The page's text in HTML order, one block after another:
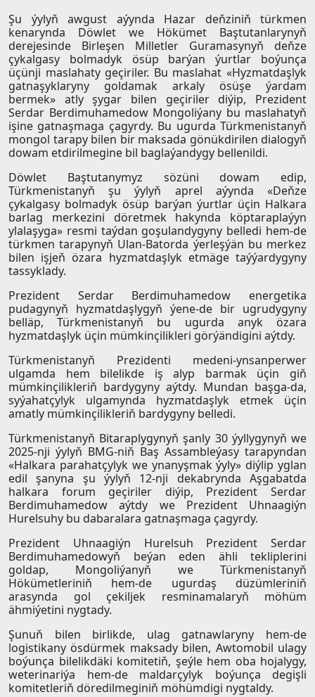
Şu ýylyň awgust aýynda Hazar deňziniň türkmen
kenarynda Döwlet we Hökümet Baştutanlarynyň
derejesinde Birleşen Milletler Guramasynyň deňze
çykalgasy bolmadyk ösüp barýan ýurtlar boýunça
üçünji maslahaty geçiriler. Bu maslahat «Hyzmatdaşlyk
gatnaşyklaryny goldamak arkaly ösüşe ýardam
bermek» atly şygar bilen geçiriler diýip, Prezident
Serdar Berdimuhamedow Mongoliýany bu maslahatyň
işine gatnaşmaga çagyrdy. Bu ugurda Türkmenistanyň
mongol tarapy bilen bir maksada gönükdirilen dialogyň
dowam etdirilmegine bil baglaýandygy bellenildi.
Döwlet Baştutanymyz sözüni dowam edip,
Türkmenistanyň şu ýylyň aprel aýynda «Deňze
çykalgasy bolmadyk ösüp barýan ýurtlar üçin Halkara
barlag merkezini döretmek hakynda köptaraplaýyn
ylalaşyga» resmi taýdan goşulandygyny belledi hem-de
türkmen tarapynyň Ulan-Batorda ýerleşýän bu merkez
bilen işjeň özara hyzmatdaşlyk etmäge taýýardygyny
tassyklady.
Prezident Serdar Berdimuhamedow energetika
pudagynyň hyzmatdaşlygyň ýene-de bir ugrudygyny
belläp, Türkmenistanyň bu ugurda anyk özara
hyzmatdaşlyk üçin mümkinçilikleri görýändigini aýtdy.
Türkmenistanyň Prezidenti medeni-ynsanperwer
ulgamda hem bilelikde iş alyp barmak üçin giň
mümkinçilikleriň bardygyny aýtdy. Mundan başga-da,
syýahatçylyk ulgamynda hyzmatdaşlyk etmek üçin
amatly mümkinçilikleriň bardygyny belledi.
Türkmenistanyň Bitaraplygynyň şanly 30 ýyllygynyň we
2025-nji ýylyň BMG-niň Baş Assambleýasy tarapyndan
«Halkara parahatçylyk we ynanyşmak ýyly» diýlip yglan
edil şanyna şu ýylyň 12-nji dekabrynda Aşgabatda
halkara forum geçiriler diýip, Prezident Serdar
Berdimuhamedow aýtdy we Prezident Uhnaagiýn
Hurelsuhy bu dabaralara gatnaşmaga çagyrdy.
Prezident Uhnaagiýn Hurelsuh Prezident Serdar
Berdimuhamedowyň beýan eden ähli tekliplerini
goldap, Mongoliýanyň we Türkmenistanyň
Hökümetleriniň hem-de ugurdaş düzümleriniň
arasynda gol çekiljek resminamalaryň möhüm
ähmiýetini nygtady.
Şunuň bilen birlikde, ulag gatnawlaryny hem-de
logistikany ösdürmek maksady bilen, Awtomobil ulagy
boýunça bilelikdäki komitetiň, şeýle hem oba hojalygy,
weterinariýa hem-de maldarçylyk boýunça degişli
komitetleriň döredilmeginiň möhümdigi nygtaldy.